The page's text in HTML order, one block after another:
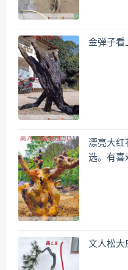
金弹子看
漂亮大红
选。有喜
文人松大